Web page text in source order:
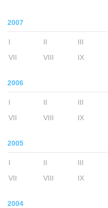
2007
I II III
VII
VIII IX
2006
I II III
VII
VIII IX
2005
I II III
VII
VIII IX
2004